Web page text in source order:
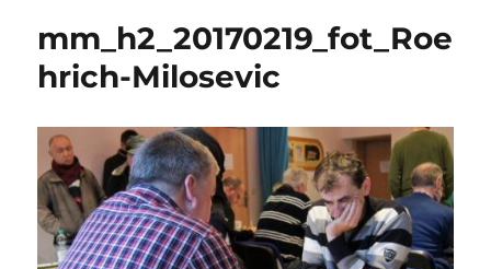
mm_h2_20170219_fot_Roe
hrich-Milosevic